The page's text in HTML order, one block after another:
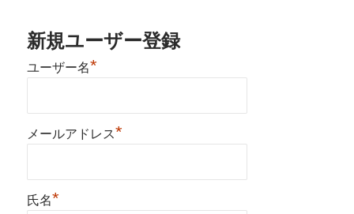
新規ユーザー登録
ユーザー名*
メールアドレス*
氏名*